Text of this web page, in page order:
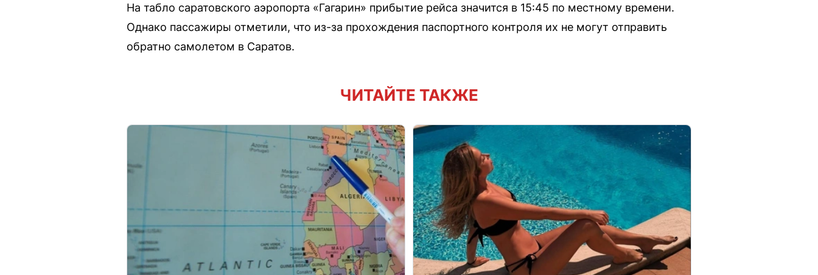
На табло саратовского аэропорта «Гагарин» прибытие рейса значится в 15:45 по местному времени.
Однако пассажиры отметили, что из-за прохождения паспортного контроля их не могут отправить
обратно самолетом в Саратов.
ЧИТАЙТЕ ТАКЖЕ